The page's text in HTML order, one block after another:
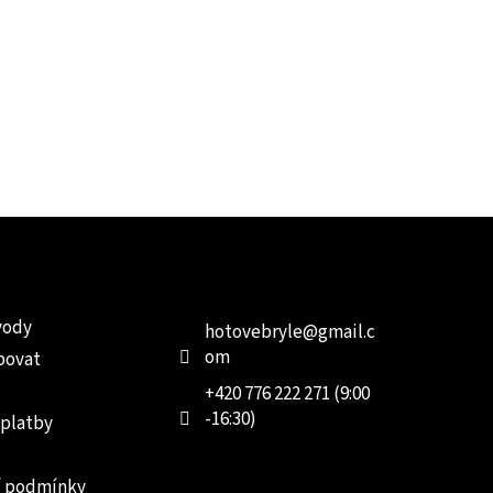
podmínky
hotovebryle@gmail.c
om
+420 776 222 271 (9:00
-16:30)